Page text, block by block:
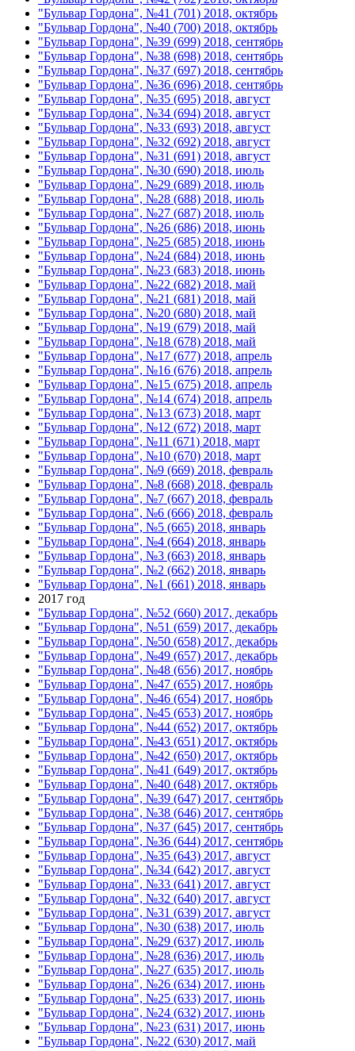
"Бульвар Гордона", №41 (701) 2018, октябрь
"Бульвар Гордона", №40 (700) 2018, октябрь
"Бульвар Гордона", №39 (699) 2018, сентябрь
"Бульвар Гордона", №38 (698) 2018, сентябрь
"Бульвар Гордона", №37 (697) 2018, сентябрь
"Бульвар Гордона", №36 (696) 2018, сентябрь
"Бульвар Гордона", №35 (695) 2018, август
"Бульвар Гордона", №34 (694) 2018, август
"Бульвар Гордона", №33 (693) 2018, август
"Бульвар Гордона", №32 (692) 2018, август
"Бульвар Гордона", №31 (691) 2018, август
"Бульвар Гордона", №30 (690) 2018, июль
"Бульвар Гордона", №29 (689) 2018, июль
"Бульвар Гордона", №28 (688) 2018, июль
"Бульвар Гордона", №27 (687) 2018, июль
"Бульвар Гордона", №26 (686) 2018, июнь
"Бульвар Гордона", №25 (685) 2018, июнь
"Бульвар Гордона", №24 (684) 2018, июнь
"Бульвар Гордона", №23 (683) 2018, июнь
"Бульвар Гордона", №22 (682) 2018, май
"Бульвар Гордона", №21 (681) 2018, май
"Бульвар Гордона", №20 (680) 2018, май
"Бульвар Гордона", №19 (679) 2018, май
"Бульвар Гордона", №18 (678) 2018, май
"Бульвар Гордона", №17 (677) 2018, апрель
"Бульвар Гордона", №16 (676) 2018, апрель
"Бульвар Гордона", №15 (675) 2018, апрель
"Бульвар Гордона", №14 (674) 2018, апрель
"Бульвар Гордона", №13 (673) 2018, март
"Бульвар Гордона", №12 (672) 2018, март
"Бульвар Гордона", №11 (671) 2018, март
"Бульвар Гордона", №10 (670) 2018, март
"Бульвар Гордона", №9 (669) 2018, февраль
"Бульвар Гордона", №8 (668) 2018, февраль
"Бульвар Гордона", №7 (667) 2018, февраль
"Бульвар Гордона", №6 (666) 2018, февраль
"Бульвар Гордона", №5 (665) 2018, январь
"Бульвар Гордона", №4 (664) 2018, январь
"Бульвар Гордона", №3 (663) 2018, январь
"Бульвар Гордона", №2 (662) 2018, январь
"Бульвар Гордона", №1 (661) 2018, январь
2017 год
"Бульвар Гордона", №52 (660) 2017, декабрь
"Бульвар Гордона", №51 (659) 2017, декабрь
"Бульвар Гордона", №50 (658) 2017, декабрь
"Бульвар Гордона", №49 (657) 2017, декабрь
"Бульвар Гордона", №48 (656) 2017, ноябрь
"Бульвар Гордона", №47 (655) 2017, ноябрь
"Бульвар Гордона", №46 (654) 2017, ноябрь
"Бульвар Гордона", №45 (653) 2017, ноябрь
"Бульвар Гордона", №44 (652) 2017, октябрь
"Бульвар Гордона", №43 (651) 2017, октябрь
"Бульвар Гордона", №42 (650) 2017, октябрь
"Бульвар Гордона", №41 (649) 2017, октябрь
"Бульвар Гордона", №40 (648) 2017, октябрь
"Бульвар Гордона", №39 (647) 2017, сентябрь
"Бульвар Гордона", №38 (646) 2017, сентябрь
"Бульвар Гордона", №37 (645) 2017, сентябрь
"Бульвар Гордона", №36 (644) 2017, сентябрь
"Бульвар Гордона", №35 (643) 2017, август
"Бульвар Гордона", №34 (642) 2017, август
"Бульвар Гордона", №33 (641) 2017, август
"Бульвар Гордона", №32 (640) 2017, август
"Бульвар Гордона", №31 (639) 2017, август
"Бульвар Гордона", №30 (638) 2017, июль
"Бульвар Гордона", №29 (637) 2017, июль
"Бульвар Гордона", №28 (636) 2017, июль
"Бульвар Гордона", №27 (635) 2017, июль
"Бульвар Гордона", №26 (634) 2017, июнь
"Бульвар Гордона", №25 (633) 2017, июнь
"Бульвар Гордона", №24 (632) 2017, июнь
"Бульвар Гордона", №23 (631) 2017, июнь
"Бульвар Гордона", №22 (630) 2017, май